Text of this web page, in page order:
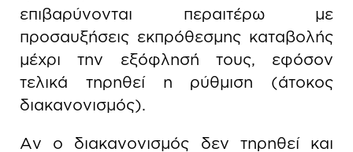
επιβαρύνονται περαιτέρω με
προσαυξήσεις εκπρόθεσμης καταβολής
μέχρι την εξόφλησή τους, εφόσον
τελικά τηρηθεί η ρύθμιση (άτοκος
διακανονισμός).
Αν ο διακανονισμός δεν τηρηθεί και